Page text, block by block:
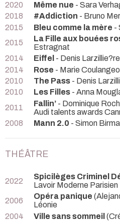
2020 Même nue - Sara
2018
#Addiction - Bruno
2015
Bleu comme la mère -
2015
La Fille aux bouées
Estragnat
2014
Eiffel - Denis Larzillie?re
2014
Rose - Marie
2010
The Pass - Denis
2010
Les Filles - Anna
2011
Fallin’ - Dominique
Audi talents awards
2008
Mann 2.0 - Simon
THÉÂTRE
2022 Spicilèges Criminel
Lavoir Moderne Parisien
2006
Opéra panique
Léonie
2004
Ville sans sommeil